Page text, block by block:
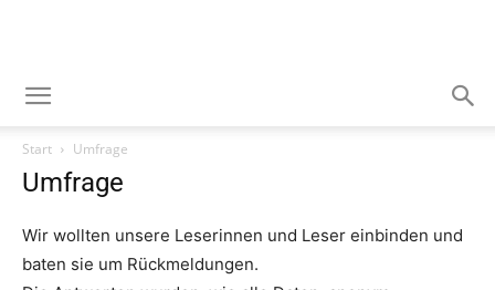
Start Umfrage
Umfrage
Wir wollten unsere Leserinnen und Leser einbinden und
baten sie um Rückmeldungen.